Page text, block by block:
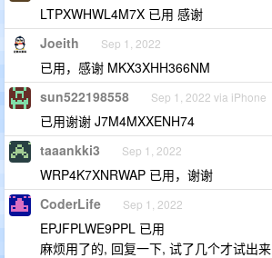
LTPXWHWL4M7X 已用 感谢
Joeith Sep 1, 2022
已用，感谢 MKX3XHH366NM
sun522198558 Sep 1, 2022 via iPhone
已用谢谢 J7M4MXXENH74
taaankki3 Sep 1, 2022
WRP4K7XNRWAP 已用，谢谢
CoderLife Sep 1, 2022
EPJFPLWE9PPL 已用
麻烦用了的, 回复一下, 试了几个才试出来